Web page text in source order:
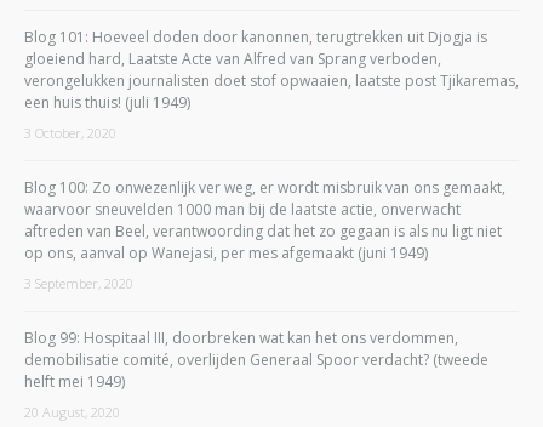
Blog 101: Hoeveel doden door kanonnen, terugtrekken uit Djogja is
gloeiend hard, Laatste Acte van Alfred van Sprang verboden,
verongelukken journalisten doet stof opwaaien, laatste post Tjikaremas,
een huis thuis! (juli 1949)
3 October, 2020
Blog 100: Zo onwezenlijk ver weg, er wordt misbruik van ons gemaakt,
waarvoor sneuvelden 1000 man bij de laatste actie, onverwacht
aftreden van Beel, verantwoording dat het zo gegaan is als nu ligt niet
op ons, aanval op Wanejasi, per mes afgemaakt (juni 1949)
3 September, 2020
Blog 99: Hospitaal III, doorbreken wat kan het ons verdommen,
demobilisatie comité, overlijden Generaal Spoor verdacht? (tweede
helft mei 1949)
20 August, 2020